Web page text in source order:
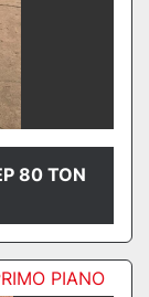
80 TON
PIANO